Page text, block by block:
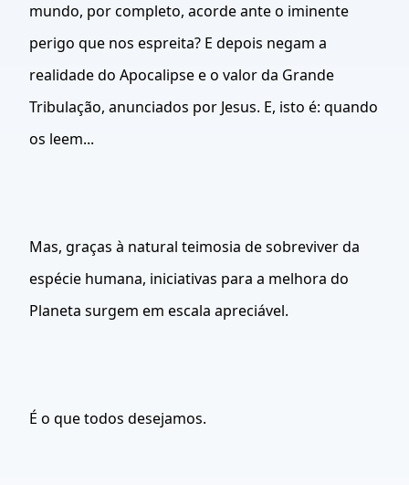
mundo, por completo, acorde ante o iminente
perigo que nos espreita? E depois negam a
realidade do Apocalipse e o valor da Grande
Tribulação, anunciados por Jesus. E, isto é: quando
os leem...
Mas, graças à natural teimosia de sobreviver da
espécie humana, iniciativas para a melhora do
Planeta surgem em escala apreciável.
É o que todos desejamos.